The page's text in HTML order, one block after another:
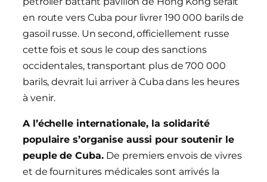
en route vers Cuba pour livrer 190 000 barils de
gasoil russe. Un second, officiellement russe
cette fois et sous le coup des sanctions
occidentales, transportant plus de 700 000
barils, devrait lui arriver à Cuba dans les heures
à venir.
A l’échelle internationale, la solidarité
populaire s’organise aussi pour soutenir le
peuple de Cuba. De premiers envois de vivres
et de fournitures médicales sont arrivés la